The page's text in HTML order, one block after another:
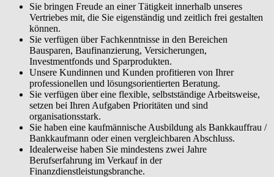
Sie bringen Freude an einer Tätigkeit innerhalb unseres
Vertriebes mit, die Sie eigenständig und zeitlich frei gestalten
können.
Sie verfügen über Fachkenntnisse in den Bereichen
Bausparen, Baufinanzierung, Versicherungen,
Investmentfonds und Sparprodukten.
Unsere Kundinnen und Kunden profitieren von Ihrer
professionellen und lösungsorientierten Beratung.
Sie verfügen über eine flexible, selbstständige Arbeitsweise,
setzen bei Ihren Aufgaben Prioritäten und sind
organisationsstark.
Sie haben eine kaufmännische Ausbildung als Bankkauffrau /
Bankkaufmann oder einen vergleichbaren Abschluss.
Idealerweise haben Sie mindestens zwei Jahre
Berufserfahrung im Verkauf in der
Finanzdienstleistungsbranche.